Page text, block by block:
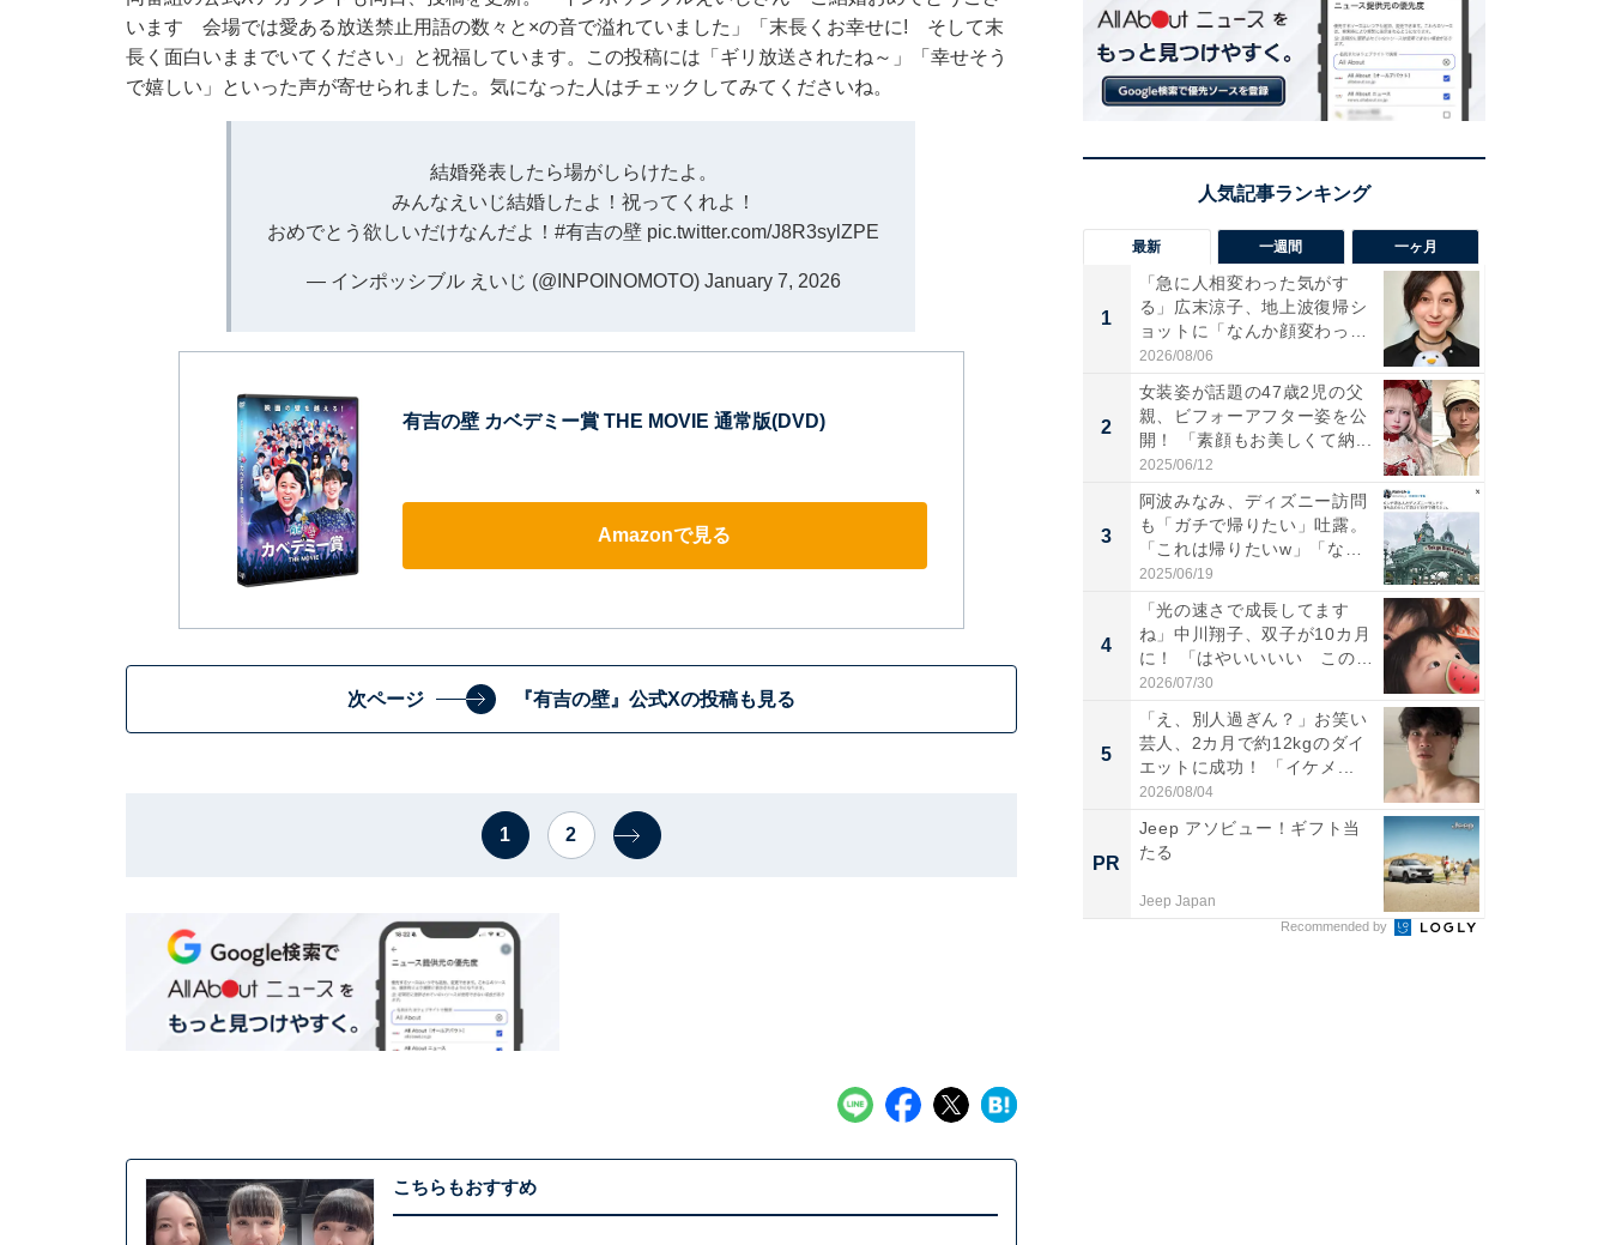
います 会場では愛ある放送禁止用語の数々と×の音で溢れていました」「末長くお幸せに! そして末
長く面白いままでいてください」と祝福しています。この投稿には「ギリ放送されたね～」「幸せそう
で嬉しい」といった声が寄せられました。気になった人はチェックしてみてくださいね。
結婚発表したら場がしらけたよ。
みんなえいじ結婚したよ！祝ってくれよ！
おめでとう欲しいだけなんだよ！ #有吉の壁 pic.twitter.com/J8R3sylZPE
— インポッシブル えいじ (@INPOINOMOTO) January 7, 2026
有吉の壁 カベデミー賞 THE MOVIE 通常版(DVD)
Amazonで見る
次ページ 『有吉の壁』公式Xの投稿も見る
1 2
こちらもおすすめ
最新 一週間 一ヶ月
1
「急に人相変わった気がす
る」広末涼子、地上波復帰シ
ョットに「なんか顔変わっ
た」の...
2026/08/06
2
女装姿が話題の47歳2児の父
親、ビフォーアフター姿を公
開！ 「素顔もお美しくて納...
2025/06/12
3
阿波みなみ、ディズニー訪問
も「ガチで帰りたい」吐露。
「これは帰りたいw」「なん
ち...
2025/06/19
4
「光の速さで成長してます
ね」中川翔子、双子が10カ月
に！ 「はやいいいい この
前...
2026/07/30
5
「え、別人過ぎん？」お笑い
芸人、2カ月で約12kgのダイ
エットに成功！ 「イケメ...
2026/08/04
PR
Jeep アソビュー！ギフト当
たる
Jeep Japan
Recommended by